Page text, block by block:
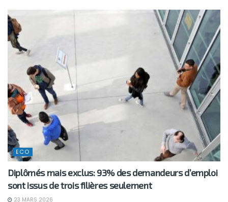
ECO
Diplômés mais exclus: 93% des demandeurs d’emploi
sont issus de trois filières seulement
23 MARS 2026